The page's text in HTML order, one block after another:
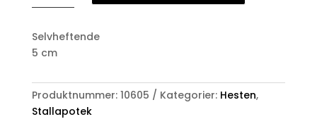
5cm
Selvheftende
5 cm
Produktnummer: 10605 Kategorier: Hesten,
Stallapotek